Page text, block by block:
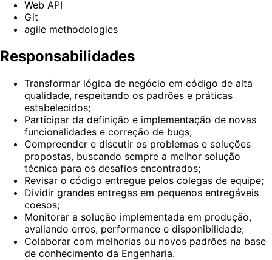
Web API
Git
agile methodologies
Responsabilidades
Transformar lógica de negócio em código de alta
qualidade, respeitando os padrões e práticas
estabelecidos;
Participar da definição e implementação de novas
funcionalidades e correção de bugs;
Compreender e discutir os problemas e soluções
propostas, buscando sempre a melhor solução
técnica para os desafios encontrados;
Revisar o código entregue pelos colegas de equipe;
Dividir grandes entregas em pequenos entregáveis
coesos;
Monitorar a solução implementada em produção,
avaliando erros, performance e disponibilidade;
Colaborar com melhorias ou novos padrões na base
de conhecimento da Engenharia.